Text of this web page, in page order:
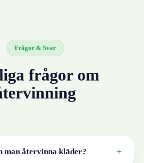
Frågor & Svar
frågor om
man återvinna kläder? +